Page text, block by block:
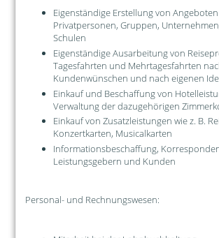
Eigenständige Erstellung von
Privatpersonen, Gruppen,
Schulen
Eigenständige Ausarbeitung von
Tagesfahrten und Mehrtagesfahrten
Kundenwünschen und nach eigenen
Einkauf und Beschaffung von
Verwaltung der dazugehörigen
Einkauf von Zusatzleistungen wie z. B.
Konzertkarten, Musicalkarten
Informationsbeschaffung,
Leistungsgebern und Kunden
Personal- und Rechnungswesen: